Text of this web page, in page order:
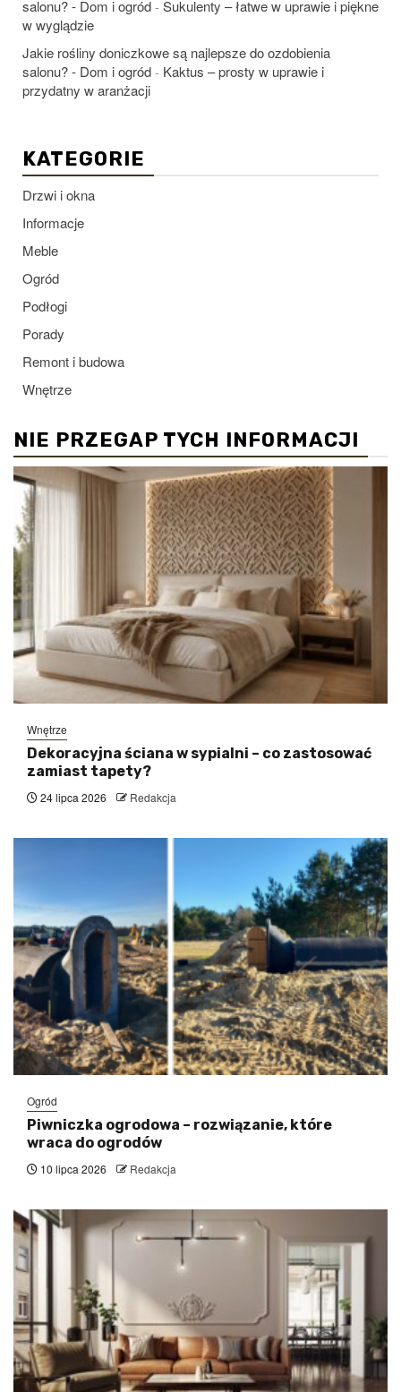
salonu? - Dom i ogród - Sukulenty – łatwe w uprawie i piękne
w wyglądzie
Jakie rośliny doniczkowe są najlepsze do ozdobienia
salonu? - Dom i ogród - Kaktus – prosty w uprawie i
przydatny w aranżacji
KATEGORIE
Drzwi i okna
Informacje
Meble
Ogród
Podłogi
Porady
Remont i budowa
Wnętrze
NIE PRZEGAP TYCH INFORMACJI
Wnętrze
Dekoracyjna ściana w sypialni – co zastosować
zamiast tapety?
24 lipca 2026 Redakcja
Ogród
Piwniczka ogrodowa – rozwiązanie, które
wraca do ogrodów
10 lipca 2026 Redakcja